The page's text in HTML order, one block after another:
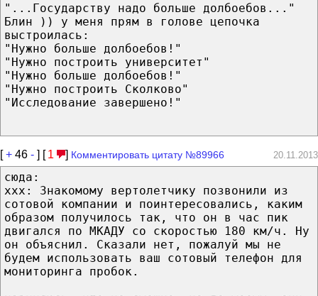
"...Государству надо больше долбоебов..."
Блин )) у меня прям в голове цепочка
выстроилась:
"Нужно больше долбоебов!"
"Нужно построить университет"
"Нужно больше долбоебов!"
"Нужно построить Сколково"
"Исследование завершено!"
[+ 46 - ] [ 1 ] Комментировать цитату №89966 20.11.2013
сюда:
xxx: Знакомому вертолетчику позвонили из
сотовой компании и поинтересовались, каким
образом получилось так, что он в час пик
двигался по МКАДУ со скоростью 180 км/ч. Ну
он объяснил. Сказали нет, пожалуй мы не
будем использовать ваш сотовый телефон для
мониторинга пробок.